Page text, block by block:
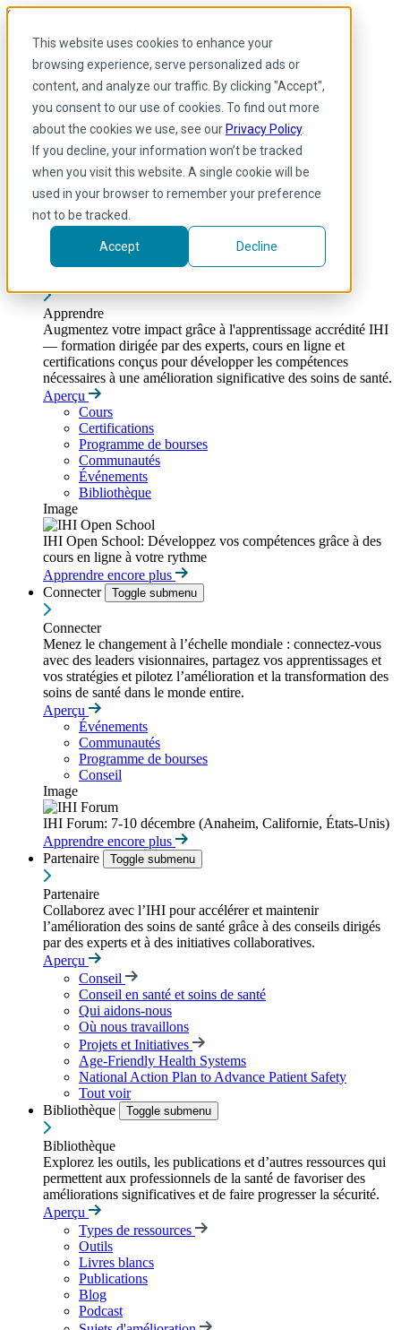
This website uses cookies to enhance your
browsing experience, serve personalized ads or
content, and analyze our traffic. By clicking "Accept",
you consent to our use of cookies. To find out more
about the cookies we use, see our Privacy Policy.
If you decline, your information won’t be tracked
when you visit this website. A single cookie will be
used in your browser to remember your preference
not to be tracked.
Accept Decline
Skip to main content
French
Arabic
Anglais
Français
Portuguese
Spanish
Apprendre
Augmentez votre impact grâce à l'apprentissage accrédité IHI
— formation dirigée par des experts, cours en ligne et
certifications conçus pour développer les compétences
nécessaires à une amélioration significative des soins de santé.
Aperçu
Cours
Certifications
Programme de bourses
Communautés
Événements
Bibliothèque
Image
IHI Open School: Développez vos compétences grâce à des
cours en ligne à votre rythme
Apprendre encore plus
Connecter
Toggle submenu
Connecter
Menez le changement à l’échelle mondiale : connectez-vous
avec des leaders visionnaires, partagez vos apprentissages et
vos stratégies et pilotez l’amélioration et la transformation des
soins de santé dans le monde entire.
Aperçu
Événements
Communautés
Programme de bourses
Conseil
Image
IHI Forum: 7-10 décembre (Anaheim, Californie, États-Unis)
Apprendre encore plus
Partenaire
Toggle submenu
Partenaire
Collaborez avec l’IHI pour accélérer et maintenir
l’amélioration des soins de santé grâce à des conseils dirigés
par des experts et à des initiatives collaboratives.
Aperçu
Conseil
Conseil en santé et soins de santé
Qui aidons-nous
Où nous travaillons
Projets et Initiatives
Age-Friendly Health Systems
National Action Plan to Advance Patient Safety
Tout voir
Bibliothèque
Toggle submenu
Bibliothèque
Explorez les outils, les publications et d’autres ressources qui
permettent aux professionnels de la santé de favoriser des
améliorations significatives et de faire progresser la sécurité.
Aperçu
Types de ressources
Outils
Livres blancs
Publications
Blog
Podcast